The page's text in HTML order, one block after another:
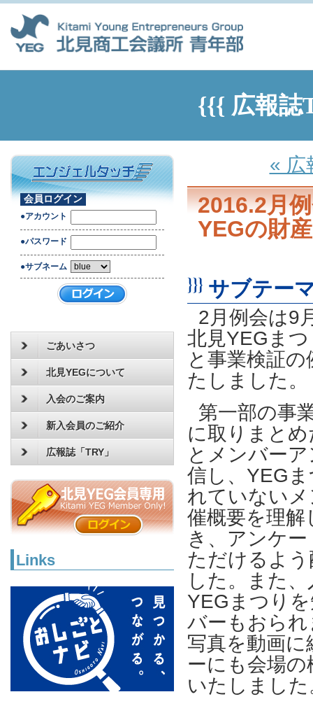
{{{ 広報誌
« 広
2016.2月
YEGの財
サブテー
2月例会は9
北見YEGま
と事業検証
たしました。
第一部の事
に取りまと
とメンバー
信し、YEG
れていない
催概要を理
き、アンケ
ただけるよ
した。また
YEGまつり
バーもおら
写真を動画
ーにも会場
いたしました
会員ログイン
●アカウント
●パスワード
●サブネーム
ごあいさつ
北見YEGについて
入会のご案内
新入会員のご紹介
広報誌「TRY」
Links